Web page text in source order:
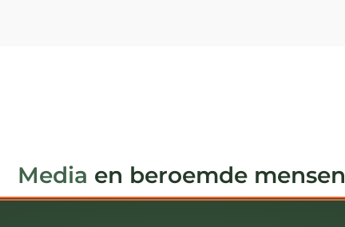
Media en beroemde mensen